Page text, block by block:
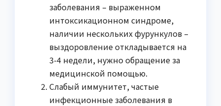
заболевания – выраженном
интоксикационном синдроме,
наличии нескольких фурункулов –
выздоровление откладывается на
3-4 недели, нужно обращение за
медицинской помощью.
Слабый иммунитет, частые
инфекционные заболевания в